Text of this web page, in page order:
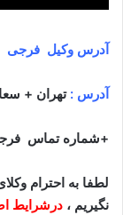
آدرس وکیل فرجی
آدرس : تهران +
+شماره تماس
لطفا به احترام
نگیریم ، درشرایط